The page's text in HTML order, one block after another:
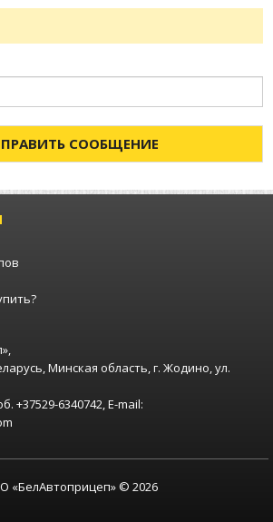
СООБЩЕНИЕ
Минская область, г. Жодино, ул.
+37529-6340742, E-mail:
«БелАвтоприцеп» © 2026